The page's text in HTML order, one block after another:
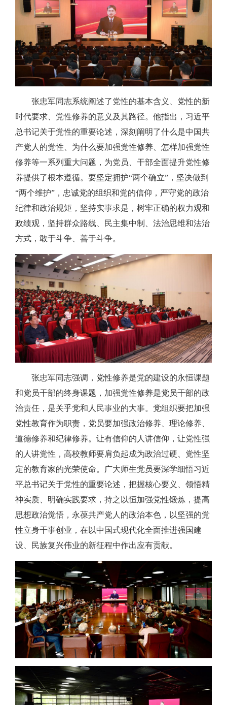
张忠军同志系统阐述了党性的基本含义、党性的新
时代要求、党性修养的意义及其路径。他指出，习近平
总书记关于党性的重要论述，深刻阐明了什么是中国共
产党人的党性、为什么要加强党性修养、怎样加强党性
修养等一系列重大问题，为党员、干部全面提升党性修
养提供了根本遵循。要坚定拥护“两个确立”，坚决做到
“两个维护”，忠诚党的组织和党的信仰，严守党的政治
纪律和政治规矩，坚持实事求是，树牢正确的权力观和
政绩观，坚持群众路线、民主集中制、法治思维和法治
方式，敢于斗争、善于斗争。
张忠军同志强调，党性修养是党的建设的永恒课题
和党员干部的终身课题，加强党性修养是党员干部的政
治责任，是关乎党和人民事业的大事。党组织要把加强
党性教育作为职责，党员要加强政治修养、理论修养、
道德修养和纪律修养。让有信仰的人讲信仰，让党性强
的人讲党性，高校教师要肩负起成为政治过硬、党性坚
定的教育家的光荣使命。广大师生党员要深学细悟习近
平总书记关于党性的重要论述，把握核心要义、领悟精
神实质、明确实践要求，持之以恒加强党性锻炼，提高
思想政治觉悟，永葆共产党人的政治本色，以坚强的党
性立身干事创业，在以中国式现代化全面推进强国建
设、民族复兴伟业的新征程中作出应有贡献。